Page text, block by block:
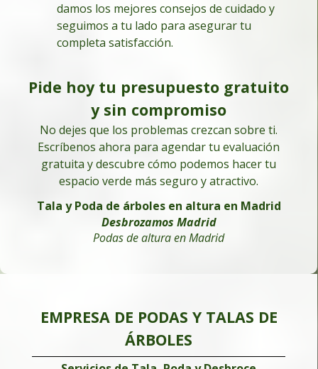
damos los mejores consejos de cuidado y
seguimos a tu lado para asegurar tu
completa satisfacción.
Pide hoy tu presupuesto gratuito
y sin compromiso
No dejes que los problemas crezcan sobre ti.
Escríbenos ahora para agendar tu evaluación
gratuita y descubre cómo podemos hacer tu
espacio verde más seguro y atractivo.
Tala y Poda de árboles en altura en Madrid
Desbrozamos Madrid
Podas de altura en Madrid
EMPRESA DE PODAS Y TALAS DE
ÁRBOLES